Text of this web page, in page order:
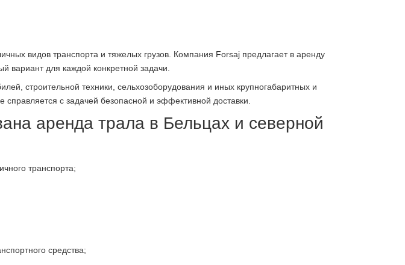
видов транспорта и тяжелых грузов. Компания Forsaj предлагает в аренду
вариант для каждой конкретной задачи.
строительной техники, сельхозоборудования и иных крупногабаритных и
с задачей безопасной и эффективной доставки.
аренда трала в Бельцах и северной
транспорта;
средства;